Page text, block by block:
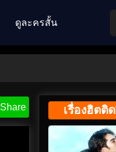
ดูละครสั้น
Share เรื่องฮิตติ